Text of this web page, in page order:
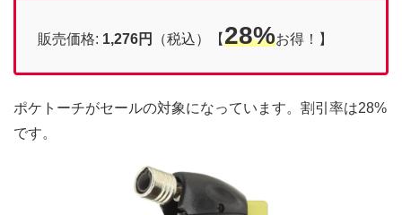
販売価格: 1,276円 （税込）【28%お得！】
ポケトーチがセールの対象になっています。割引率は28%
です。